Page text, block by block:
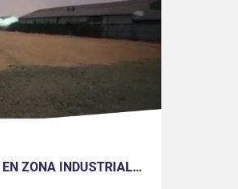
TERRENO EN VENTA EN ZONA INDUSTRIAL EN VÍA DURÁN-TAMBO